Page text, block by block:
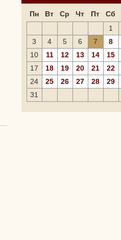
Пн Вт Ср Чт Пт Сб
1
3
4 5 6 7 8
10
11 12 13 14 15
17
18 19 20 21 22
24
25 26 27 28 29
31